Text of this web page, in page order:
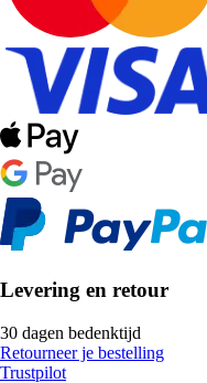
Levering en retour
30 dagen bedenktijd
Retourneer je bestelling
Trustpilot